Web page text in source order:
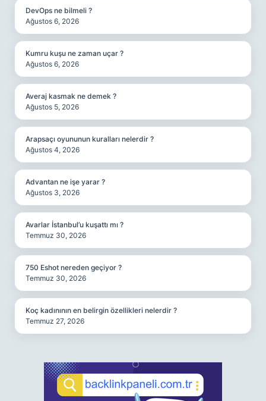
DevOps ne bilmeli ?
Ağustos 6, 2026
Kumru kuşu ne zaman uçar ?
Ağustos 6, 2026
Averaj kasmak ne demek ?
Ağustos 5, 2026
Arapsaçı oyununun kuralları nelerdir ?
Ağustos 4, 2026
Advantan ne işe yarar ?
Ağustos 3, 2026
Avarlar İstanbul’u kuşattı mı ?
Temmuz 30, 2026
750 Eshot nereden geçiyor ?
Temmuz 30, 2026
Koç kadınının en belirgin özellikleri nelerdir ?
Temmuz 27, 2026